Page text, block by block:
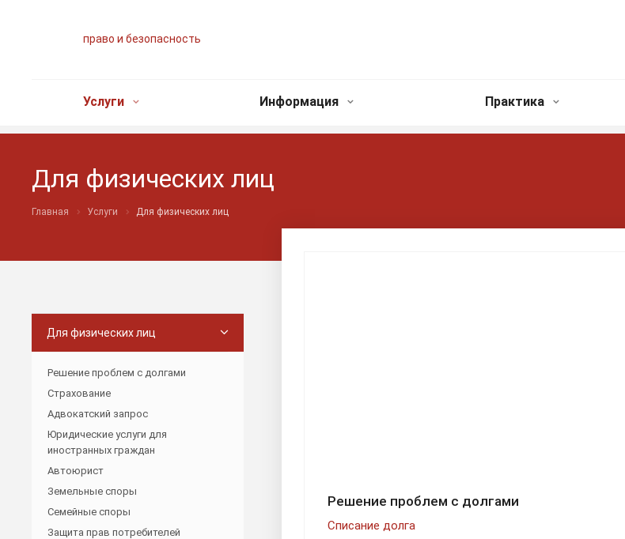
право и безопасность
Услуги Информация Практика
Для физических лиц
Главная Услуги Для физических лиц
Решение проблем с долгами
Списание долга
Для физических лиц
Решение проблем с долгами
Страхование
Адвокатский запрос
Юридические услуги для
иностранных граждан
Автоюрист
Земельные споры
Семейные споры
Защита прав потребителей